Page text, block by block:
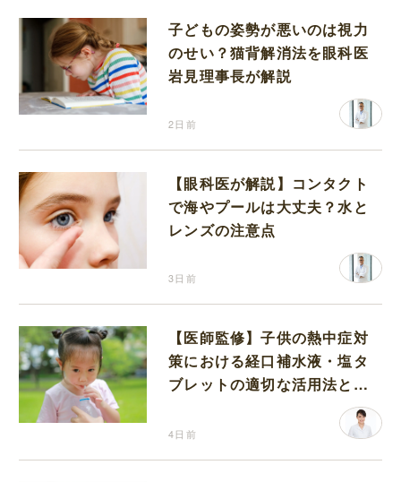
子どもの姿勢が悪いのは視力
のせい？猫背解消法を眼科医
岩見理事長が解説
2日前
【眼科医が解説】コンタクト
で海やプールは大丈夫？水と
レンズの注意点
3日前
【医師監修】子供の熱中症対
策における経口補水液・塩タ
ブレットの適切な活用法と水
4日前